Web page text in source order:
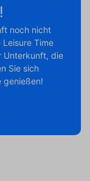
noch nicht
Time
Unterkunft, die
Sie sich
genießen!